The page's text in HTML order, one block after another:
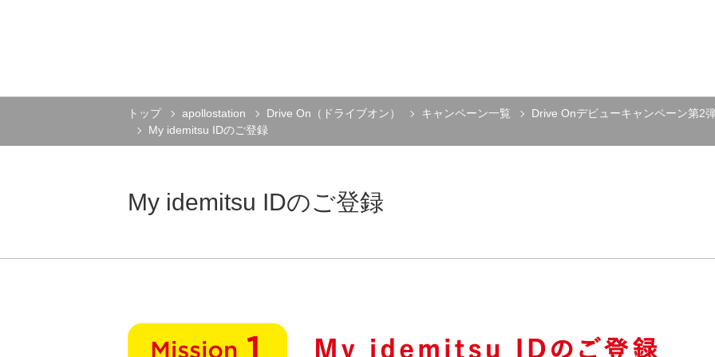
トップ apollostation Drive On（ドライブオン） キャンペーン一覧
Drive Onデビューキャンペーン第2
My idemitsu IDのご登録
My idemitsu IDのご登録